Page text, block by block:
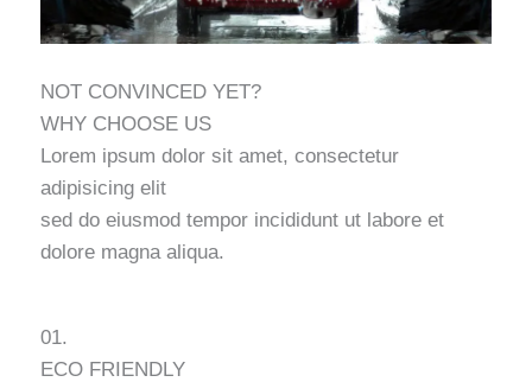
NOT CONVINCED YET?
WHY CHOOSE US
Lorem ipsum dolor sit amet, consectetur
adipisicing elit
sed do eiusmod tempor incididunt ut labore et
dolore magna aliqua.
01.
ECO FRIENDLY